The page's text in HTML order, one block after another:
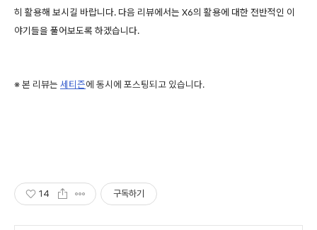
히 활용해 보시길 바랍니다. 다음 리뷰에서는 X6의 활용에 대한 전반적인 이
야기들을 풀어보도록 하겠습니다.
※ 본 리뷰는 세티즌에 동시에 포스팅되고 있습니다.
14 구독하기